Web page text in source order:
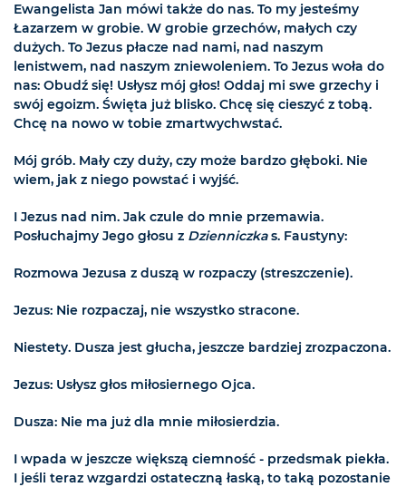
Ewangelista Jan mówi także do nas. To my jesteśmy
Łazarzem w grobie. W grobie grzechów, małych czy
dużych. To Jezus płacze nad nami, nad naszym
lenistwem, nad naszym zniewoleniem. To Jezus woła do
nas: Obudź się! Usłysz mój głos! Oddaj mi swe grzechy i
swój egoizm. Święta już blisko. Chcę się cieszyć z tobą.
Chcę na nowo w tobie zmartwychwstać.
Mój grób. Mały czy duży, czy może bardzo głęboki. Nie
wiem, jak z niego powstać i wyjść.
I Jezus nad nim. Jak czule do mnie przemawia.
Posłuchajmy Jego głosu z Dzienniczkas. Faustyny:
Rozmowa Jezusa z duszą w rozpaczy (streszczenie).
Jezus: Nie rozpaczaj, nie wszystko stracone.
Niestety. Dusza jest głucha, jeszcze bardziej zrozpaczona.
Jezus: Usłysz głos miłosiernego Ojca.
Dusza: Nie ma już dla mnie miłosierdzia.
I wpada w jeszcze większą ciemność - przedsmak piekła.
I jeśli teraz wzgardzi ostateczną łaską, to taką pozostanie